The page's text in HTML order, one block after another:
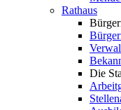
Rathaus
Die